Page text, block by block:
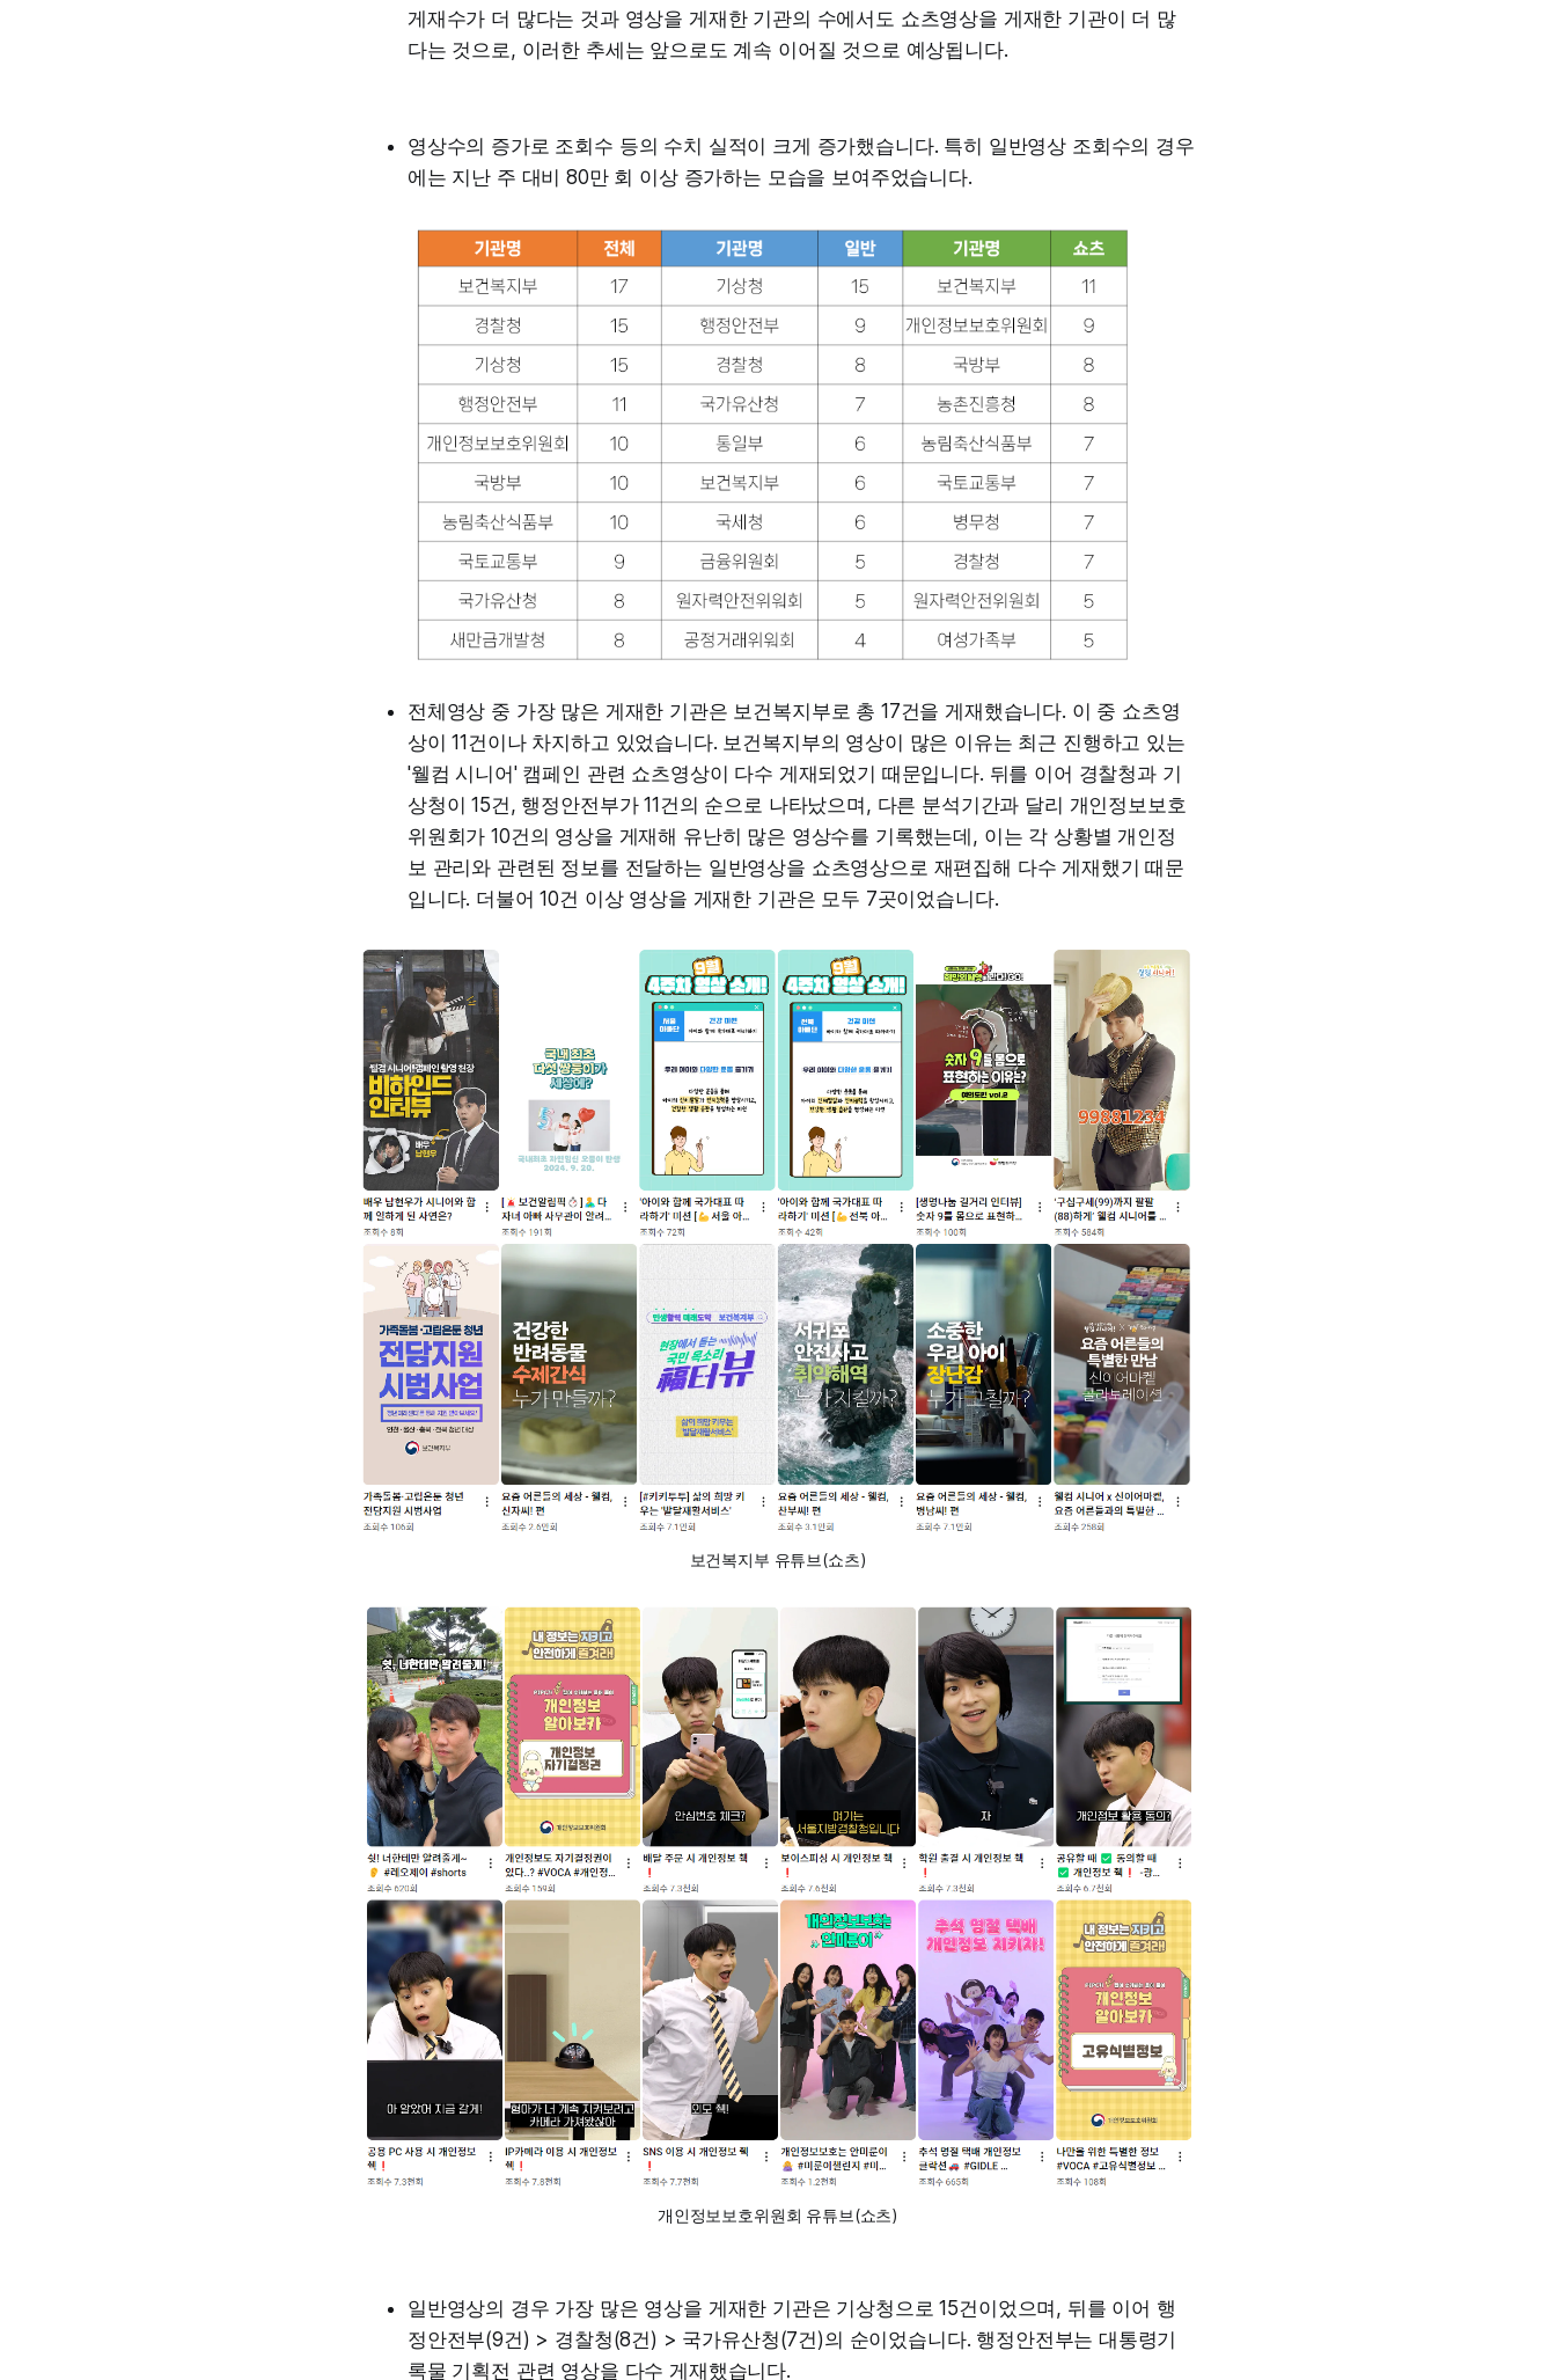
게재수가 더 많다는 것과 영상을 게재한 기관의 수에서도 쇼츠영상을 게재한 기관이 더 많
다는 것으로, 이러한 추세는 앞으로도 계속 이어질 것으로 예상됩니다.
영상수의 증가로 조회수 등의 수치 실적이 크게 증가했습니다. 특히 일반영상 조회수의 경우
에는 지난 주 대비 80만 회 이상 증가하는 모습을 보여주었습니다.
전체영상 중 가장 많은 게재한 기관은 보건복지부로 총 17건을 게재했습니다. 이 중 쇼츠영
상이 11건이나 차지하고 있었습니다. 보건복지부의 영상이 많은 이유는 최근 진행하고 있는
'웰컴 시니어' 캠페인 관련 쇼츠영상이 다수 게재되었기 때문입니다. 뒤를 이어 경찰청과 기
상청이 15건, 행정안전부가 11건의 순으로 나타났으며, 다른 분석기간과 달리 개인정보보호
위원회가 10건의 영상을 게재해 유난히 많은 영상수를 기록했는데, 이는 각 상황별 개인정
보 관리와 관련된 정보를 전달하는 일반영상을 쇼츠영상으로 재편집해 다수 게재했기 때문
입니다. 더불어 10건 이상 영상을 게재한 기관은 모두 7곳이었습니다.
보건복지부 유튜브(쇼츠)
개인정보보호위원회 유튜브(쇼츠)
일반영상의 경우 가장 많은 영상을 게재한 기관은 기상청으로 15건이었으며, 뒤를 이어 행
정안전부(9건) > 경찰청(8건) > 국가유산청(7건)의 순이었습니다. 행정안전부는 대통령기
록물 기획전 관련 영상을 다수 게재했습니다.